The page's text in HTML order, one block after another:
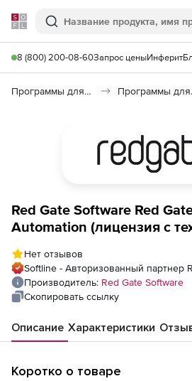
Softline
Поиск
8 (800) 200-08-60Запрос ценыИнферит
Программы для программирования
Red Gate Software Red
Automation (лицензия с
Нет отзывов
Softline - Авторизованный партнер
Производитель: Red Gate Software
Скопировать ссылку
Описание Характеристики
Коротко о товаре